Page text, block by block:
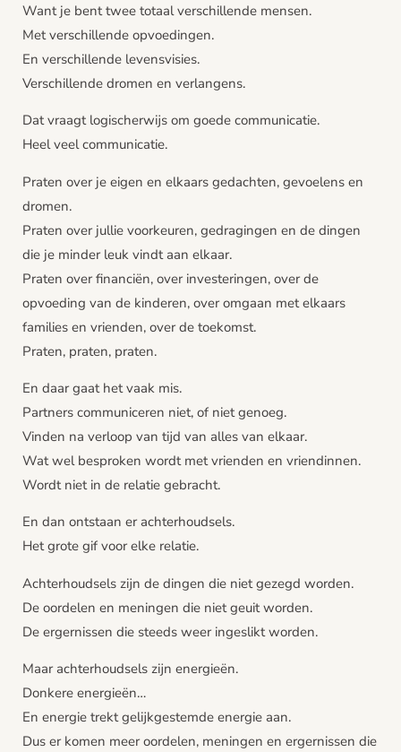
Want je bent twee totaal verschillende mensen.
Met verschillende opvoedingen.
En verschillende levensvisies.
Verschillende dromen en verlangens.
Dat vraagt logischerwijs om goede communicatie.
Heel veel communicatie.
Praten over je eigen en elkaars gedachten, gevoelens en
dromen.
Praten over jullie voorkeuren, gedragingen en de dingen
die je minder leuk vindt aan elkaar.
Praten over financiën, over investeringen, over de
opvoeding van de kinderen, over omgaan met elkaars
families en vrienden, over de toekomst.
Praten, praten, praten.
En daar gaat het vaak mis.
Partners communiceren niet, of niet genoeg.
Vinden na verloop van tijd van alles van elkaar.
Wat wel besproken wordt met vrienden en vriendinnen.
Wordt niet in de relatie gebracht.
En dan ontstaan er achterhoudsels.
Het grote gif voor elke relatie.
Achterhoudsels zijn de dingen die niet gezegd worden.
De oordelen en meningen die niet geuit worden.
De ergernissen die steeds weer ingeslikt worden.
Maar achterhoudsels zijn energieën.
Donkere energieën…
En energie trekt gelijkgestemde energie aan.
Dus er komen meer oordelen, meningen en ergernissen die